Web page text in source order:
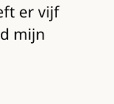
er vijf
mijn